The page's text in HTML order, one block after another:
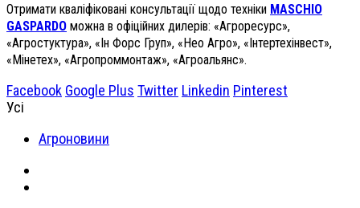
Oтримати кваліфіковані консультації щодо техніки MASCHIO
GASPARDO можна в офіційних дилерів: «Агроресурс»,
«Агростуктура», «Ін Форс Груп», «Нео Агро», «Інтертехінвест»,
«Мінетех», «Агропроммонтаж», «Агроальянс».
Facebook Google Plus Twitter Linkedin Pinterest
Усі
Агроновини